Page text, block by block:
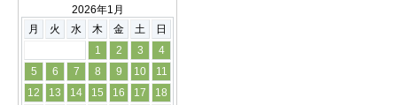
2026年1月
月
火 水 木 金 土 日
1 2 3
4
5
6 7 8 9 10
11
12
13 14 15 16 17
18